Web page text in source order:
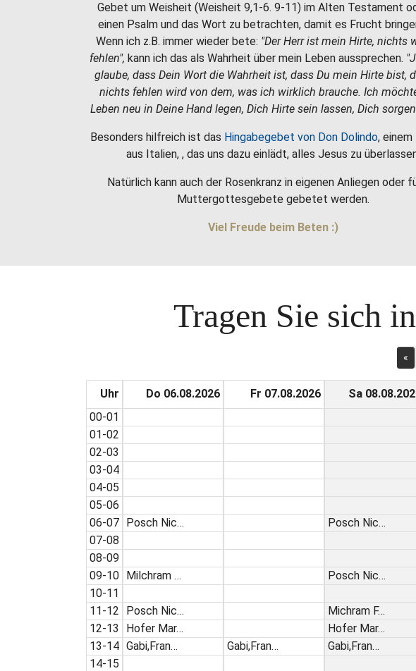
Gebet um Weisheit (Weisheit 9,1-6. 9-11) im Alten Testament
einen Psalm und das Wort zu betrachten, damit es Frucht
Wenn ich z.B. immer wieder bete: "Der Herr ist mein Hirte, nichts
fehlen", kann ich das als Wahrheit über mein Leben aussprechen.
glaube, dass Dein Wort die Wahrheit ist, dass Du mein Hirte bist,
nichts fehlen wird von dem, was ich wirklich brauche. Ich
Leben neu in Deine Hand legen, Dich Hirte sein lassen, Dich
Besonders hilfreich ist das Hingabegebet von Don Dolindo,
aus Italien, , das uns dazu einlädt, alles Jesus zu
Natürlich kann auch der Rosenkranz in eigenen Anliegen oder
Muttergottesgebete gebetet werden.
Viel Freude beim Beten :)
Tragen Sie sich
«
Uhr
00-01
01-02
02-03
03-04
04-05
05-06
06-07
07-08
08-09
09-10
10-11
11-12
12-13
13-14
14-15
Do 06.08.2026
Posch Nic…
Milchram …
Posch Nic…
Hofer Mar…
Gabi,Fran…
Fr 07.08.2026
Gabi,Fran…
Sa
Posch Nic…
Posch Nic…
Michram F…
Hofer Mar…
Gabi,Fran…